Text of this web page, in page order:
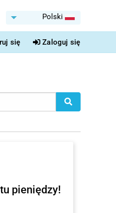
Polski
się Zaloguj się
pieniędzy!